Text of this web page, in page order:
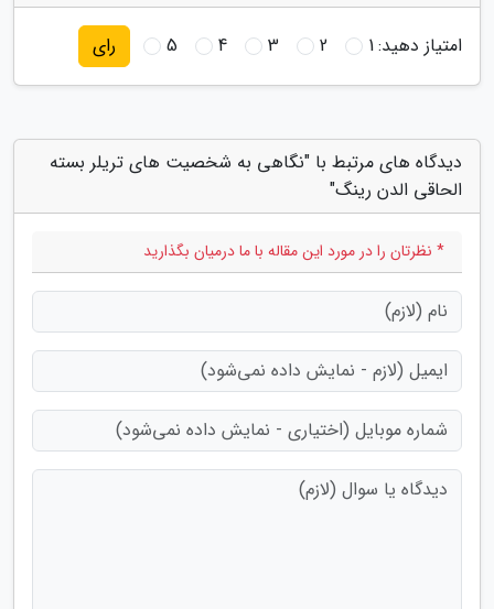
امتیاز دهید:1
2
3
4
5 رای
دیدگاه های مرتبط با "نگاهی به شخصیت های تریلر بسته
الحاقی الدن رینگ"
* نظرتان را در مورد این مقاله با ما درمیان بگذارید